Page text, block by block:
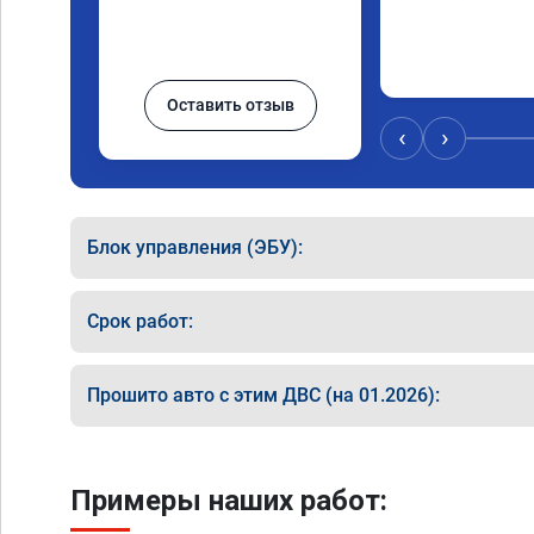
Оставить отзыв
‹ ›
Блок управления (ЭБУ):
Срок работ:
Прошито авто с этим ДВС (на 01.2026):
Примеры наших работ: